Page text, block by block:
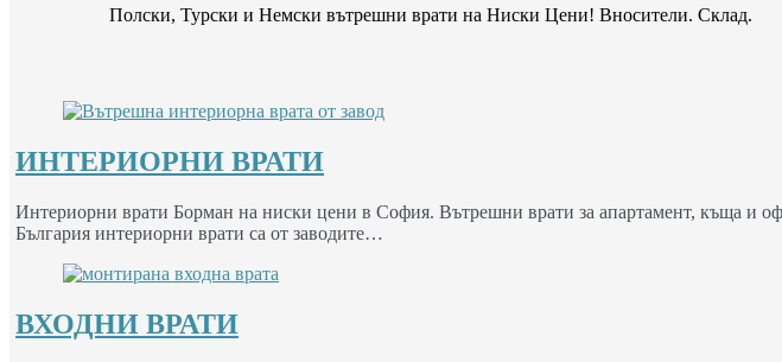
Полски, Турски и Немски вътрешни врати на Ниски Цени! Вносители. Склад.
ИНТЕРИОРНИ ВРАТИ
Интериорни врати Борман на ниски цени в София. Вътрешни врати за апартамент, къща и
България интериорни врати са от заводите…
ВХОДНИ ВРАТИ